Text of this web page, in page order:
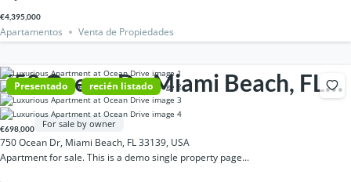
€4,395,000
Apartamentos Venta de Propiedades
Presentado recién listado
750 Ocean Dr, Miami Beach, FL
33139, USA
€698,000 For sale by owner
750 Ocean Dr, Miami Beach, FL 33139, USA
Apartment for sale. This is a demo single property page...